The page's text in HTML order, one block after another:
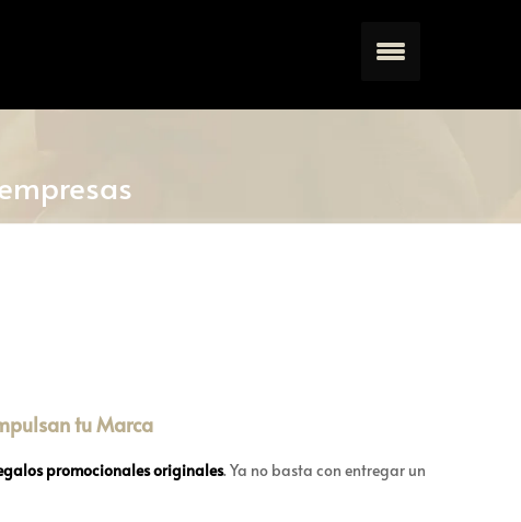
tu Marca
promocionales originales. Ya no basta con entregar un